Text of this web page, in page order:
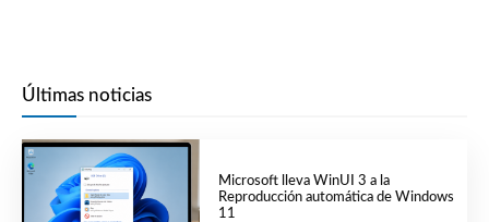
Últimas noticias
Microsoft lleva WinUI 3 a la
Reproducción automática de Windows
11